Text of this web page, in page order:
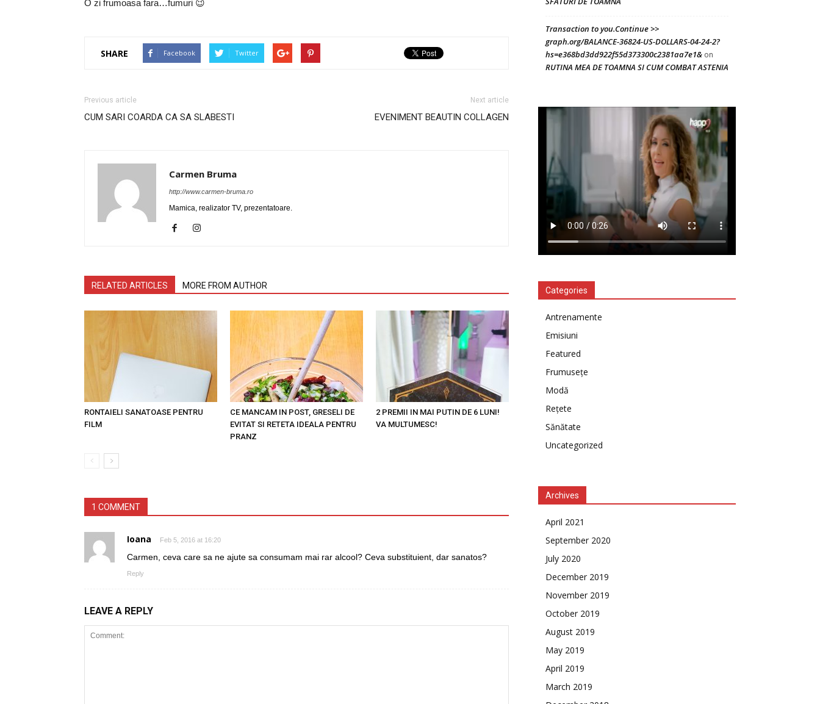
O zi frumoasa fara…fumuri 😉
SHARE Facebook Twitter
Previous article
CUM SARI COARDA CA SA SLABESTI
Next article
EVENIMENT BEAUTIN COLLAGEN
Carmen Bruma
http://www.carmen-bruma.ro
Mamica, realizator TV, prezentatoare.
RELATED ARTICLES MORE FROM AUTHOR
RONTAIELI SANATOASE PENTRU
FILM
CE MANCAM IN POST, GRESELI DE
EVITAT SI RETETA IDEALA PENTRU
PRANZ
2 PREMII IN MAI PUTIN DE 6 LUNI!
VA MULTUMESC!
1 COMMENT
Ioana Feb 5, 2016 at 16:20
Carmen, ceva care sa ne ajute sa consumam mai rar alcool? Ceva substituient, dar sanatos?
Reply
LEAVE A REPLY
Transaction to you.Continue >>
graph.org/BALANCE-36824-US-DOLLARS-04-24-2?
hs=e368bd3dd922f55d373300c2381aa7e1& on
RUTINA MEA DE TOAMNA SI CUM COMBAT ASTENIA
Categories
Antrenamente
Emisiuni
Featured
Frumusețe
Modă
Rețete
Sănătate
Uncategorized
Archives
April 2021
September 2020
July 2020
December 2019
November 2019
October 2019
August 2019
May 2019
April 2019
March 2019